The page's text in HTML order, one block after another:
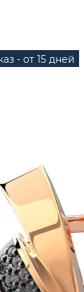
- от 15 дней